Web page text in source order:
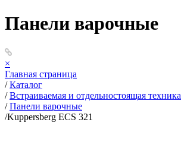
Панели варочные
×
Главная страница
/ Каталог
/ Встраиваемая и отдельностоящая техника
/ Панели варочные
/Kuppersberg ECS 321